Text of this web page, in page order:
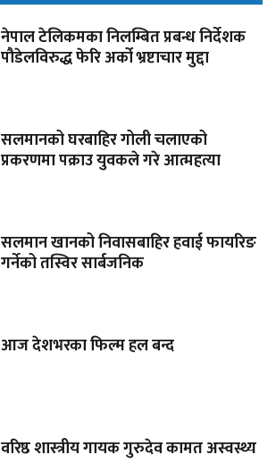
नेपाल टेलिकमका निलम्बित प्रबन्ध निर्देशक
पौडेलविरुद्ध फेरि अर्को भ्रष्टाचार मुद्दा
सलमानको घरबाहिर गोली चलाएको
प्रकरणमा पक्राउ युवकले गरे आत्महत्या
सलमान खानको निवासबाहिर हवाई फायरिङ
गर्नेको तस्विर सार्बजनिक
आज देशभरका फिल्म हल बन्द
वरिष्ठ शास्त्रीय गायक गुरुदेव कामत अस्वस्थ्य